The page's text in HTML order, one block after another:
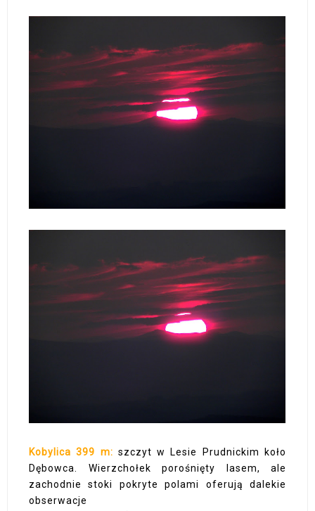
Kobylica 399 m: szczyt w Lesie Prudnickim koło
Dębowca. Wierzchołek porośnięty lasem, ale
zachodnie stoki pokryte polami oferują dalekie
obserwacje